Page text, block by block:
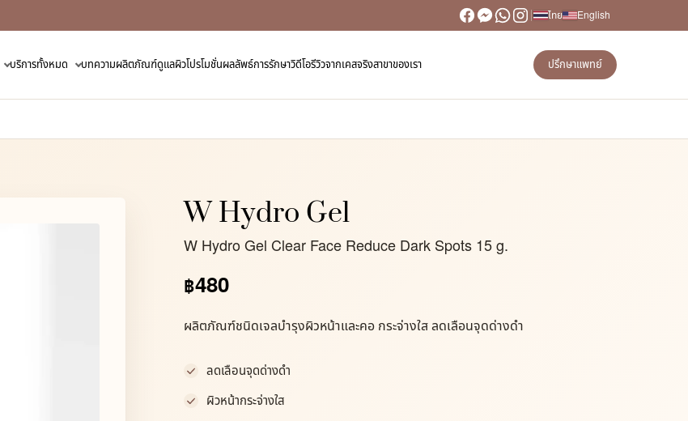
ไทย English
บริการทั้งหมด บทความผลิตภัณฑ์ดูแลผิวโปรโมชั่นผลลัพธ์การรักษาวิดีโอรีวิวจากเคสจริงสาขาของเรา ปรึกษาแพทย์
W Hydro Gel
W Hydro Gel Clear Face Reduce Dark Spots 15 g.
฿480
ผลิตภัณฑ์ชนิดเจลบำรุงผิวหน้าและคอ กระจ่างใส ลดเลือนจุดด่างดำ
ลดเลือนจุดด่างดำ
ผิวหน้ากระจ่างใส